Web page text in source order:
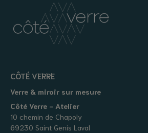
CÔTÉ VERRE
Verre & miroir sur mesure
Côté Verre - Atelier
10 chemin de Chapoly
69230 Saint Genis Laval